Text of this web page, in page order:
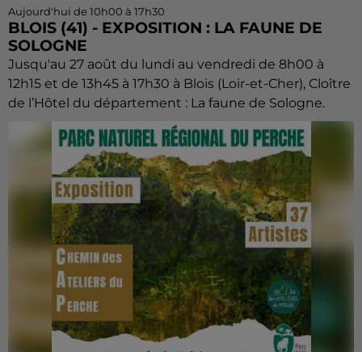
Aujourd'hui de 10h00 à 17h30
BLOIS (41) - EXPOSITION : LA FAUNE DE
SOLOGNE
Jusqu'au 27 août du lundi au vendredi de 8h00 à
12h15 et de 13h45 à 17h30 à Blois (Loir-et-Cher), Cloître
de l’Hôtel du département : La faune de Sologne.